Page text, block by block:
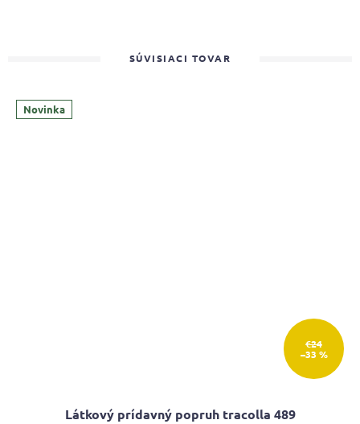
SÚVISIACI TOVAR
Novinka
€24
–33 %
Látkový prídavný popruh tracolla 489